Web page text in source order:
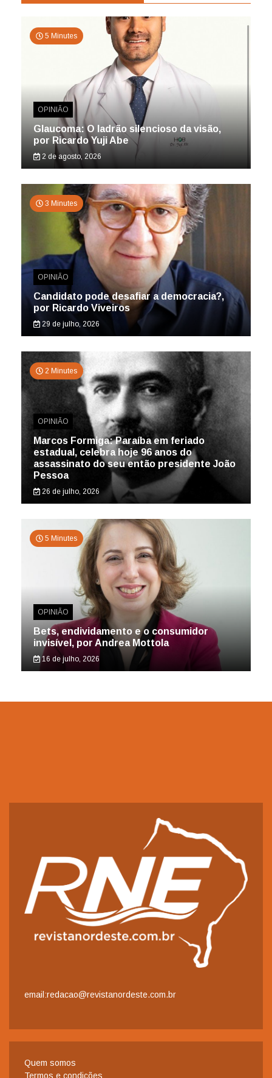
5 Minutes
OPINIÃO
Glaucoma: O ladrão silencioso da visão,
por Ricardo Yuji Abe
2 de agosto, 2026
3 Minutes
OPINIÃO
Candidato pode desafiar a democracia?,
por Ricardo Viveiros
29 de julho, 2026
2 Minutes
OPINIÃO
Marcos Formiga: Paraíba em feriado
estadual, celebra hoje 96 anos do
assassinato do seu então presidente João
Pessoa
26 de julho, 2026
5 Minutes
OPINIÃO
Bets, endividamento e o consumidor
invisível, por Andrea Mottola
16 de julho, 2026
email:redacao@revistanordeste.com.br
Quem somos
Termos e condições